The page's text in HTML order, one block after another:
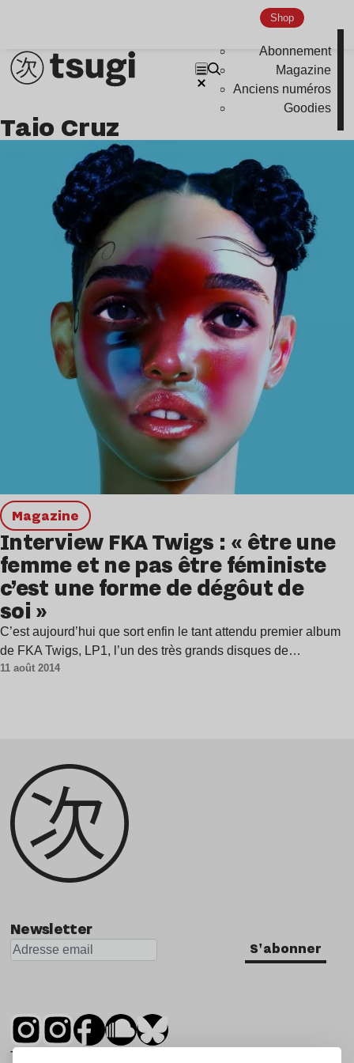
Shop
Abonnement
Magazine
Anciens numéros
Goodies
Taio Cruz
magazine
Interview FKA Twigs : « être une
femme et ne pas être féministe
c’est une forme de dégôut de
soi »
C’est aujourd’hui que sort enfin le tant attendu premier album
de FKA Twigs, LP1, l’un des très grands disques de…
11 août 2014
Newsletter
S'abonner
Tsugi est un mensuel indépendant sur la